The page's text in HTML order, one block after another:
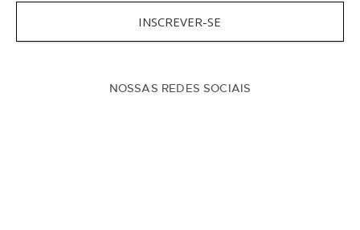
e
-
INSCREVER-SE
NOSSAS REDES SOCIAIS